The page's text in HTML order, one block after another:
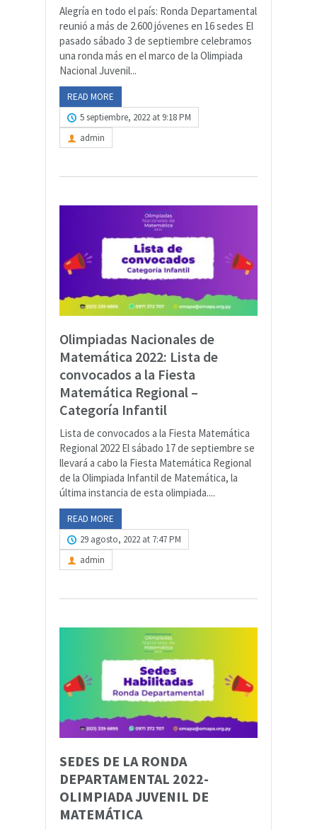
Alegría en todo el país: Ronda Departamental
reunió a más de 2.600 jóvenes en 16 sedes El
pasado sábado 3 de septiembre celebramos
una ronda más en el marco de la Olimpiada
Nacional Juvenil...
READ MORE
5 septiembre, 2022 at 9:18 PM
admin
Olimpiadas Nacionales de
Matemática 2022: Lista de
convocados a la Fiesta
Matemática Regional –
Categoría Infantil
Lista de convocados a la Fiesta Matemática
Regional 2022 El sábado 17 de septiembre se
llevará a cabo la Fiesta Matemática Regional
de la Olimpiada Infantil de Matemática, la
última instancia de esta olimpiada....
READ MORE
29 agosto, 2022 at 7:47 PM
admin
SEDES DE LA RONDA
DEPARTAMENTAL 2022-
OLIMPIADA JUVENIL DE
MATEMÁTICA